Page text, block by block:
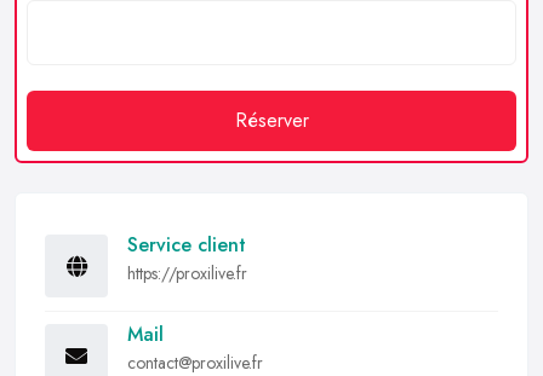
Réserver
Service client
https://proxilive.fr
Mail
contact@proxilive.fr